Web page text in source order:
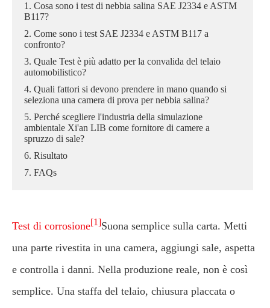
1. Cosa sono i test di nebbia salina SAE J2334 e ASTM
B117?
2. Come sono i test SAE J2334 e ASTM B117 a
confronto?
3. Quale Test è più adatto per la convalida del telaio
automobilistico?
4. Quali fattori si devono prendere in mano quando si
seleziona una camera di prova per nebbia salina?
5. Perché scegliere l'industria della simulazione
ambientale Xi'an LIB come fornitore di camere a
spruzzo di sale?
6. Risultato
7. FAQs
Test di corrosione[1]Suona semplice sulla carta. Metti
una parte rivestita in una camera, aggiungi sale, aspetta
e controlla i danni. Nella produzione reale, non è così
semplice. Una staffa del telaio, chiusura placcata o